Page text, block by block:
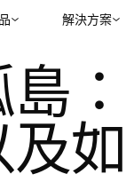
解決方案
及